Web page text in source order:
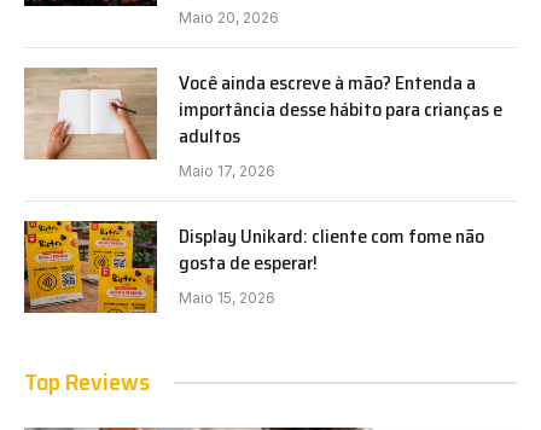
Maio 20, 2026
Você ainda escreve à mão? Entenda a
importância desse hábito para crianças e
adultos
Maio 17, 2026
Display Unikard: cliente com fome não
gosta de esperar!
Maio 15, 2026
Top Reviews